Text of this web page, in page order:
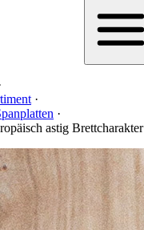
·
·
astig Brettcharakter